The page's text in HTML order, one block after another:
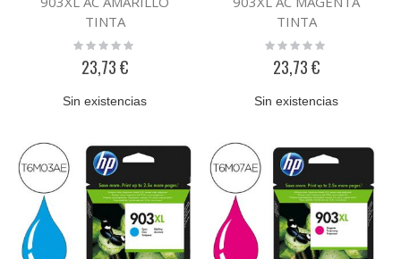
TINTA
Rating:
23,73 €
Sin existencias
TINTA
Rating:
23,73 €
Sin existencias